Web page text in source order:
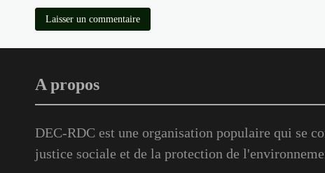
A propos
DEC-RDC est une organisation populaire qui se
justice sociale et de la protection de